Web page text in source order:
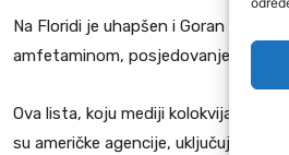
Na Floridi je uhapšen i Goran Ristić,
amfetaminom, posjedovanje droge i
Ova lista, koju mediji kolokvijalno
su američke agencije, uključujući